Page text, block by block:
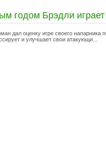
годом Брэдли
дал оценку игре своего напарника
и улучшает свои атакующи...